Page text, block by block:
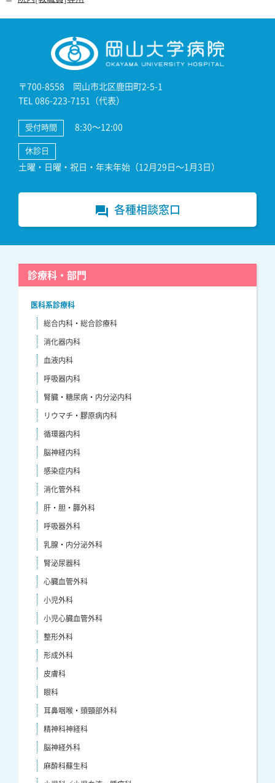
〒700-8558 岡山市北区鹿田町2-5-1
TEL 086-223-7151（代表）
受付時間 8:30～12:00
休診日
土曜・日曜・祝日・年末年始（12月29日～1月3日）
forum 各種相談窓口
診療科・部門
医科系診療科
総合内科・総合診療科
消化器内科
血液内科
呼吸器内科
腎臓・糖尿病・内分泌内科
リウマチ・膠原病内科
循環器内科
脳神経内科
感染症内科
消化管外科
肝・胆・膵外科
呼吸器外科
乳腺・内分泌外科
腎泌尿器科
心臓血管外科
小児外科
小児心臓血管外科
整形外科
形成外科
皮膚科
眼科
耳鼻咽喉・頭頸部外科
精神科神経科
脳神経外科
麻酔科蘇生科